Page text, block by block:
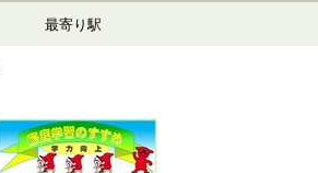
最寄り駅